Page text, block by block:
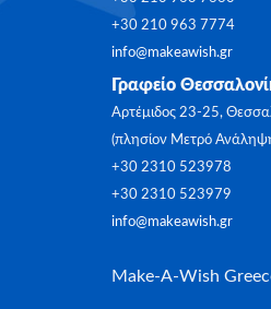
+30 210 963 7774
info@makeawish.gr
Γραφείο
Αρτέμιδος 23-25,
(πλησίον Μετρό
+30 2310 523978
+30 2310 523979
info@makeawish.gr
Make-A-Wish